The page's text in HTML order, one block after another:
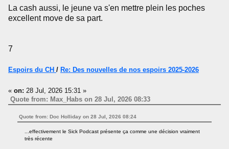
La cash aussi, le jeune va s'en mettre plein les poches
excellent move de sa part.
7
Espoirs du CH / Re: Des nouvelles de nos espoirs 2025-2026
« on: 28 Jul, 2026 15:31 »
Quote from: Max_Habs on 28 Jul, 2026 08:33
Quote from: Doc Holliday on 28 Jul, 2026 08:24
...effectivement le Sick Podcast présente ça comme une décision vraiment
très récente